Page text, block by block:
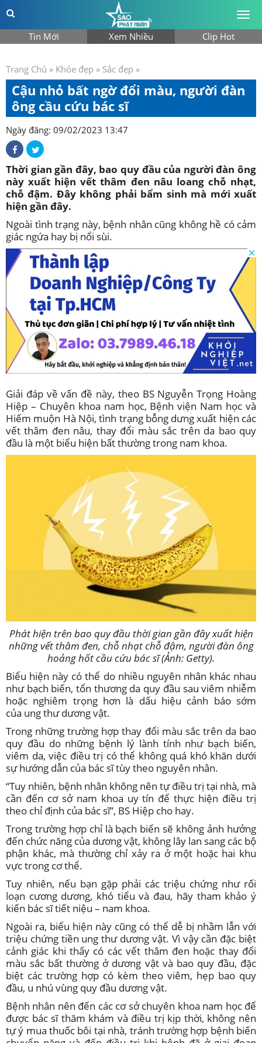
Tin Mới Xem Nhiều Clip Hot
Trang Chủ » Khỏe đẹp » Sắc đẹp »
Cậu nhỏ bất ngờ đổi màu, người đàn
ông cầu cứu bác sĩ
Ngày đăng: 09/02/2023 13:47
Thời gian gần đây, bao quy đầu của người đàn ông
này xuất hiện vết thâm đen nâu loang chỗ nhạt,
chỗ đậm. Đây không phải bẩm sinh mà mới xuất
hiện gần đây.
Ngoài tình trạng này, bệnh nhân cũng không hề có cảm
giác ngứa hay bị nổi sùi.
Giải đáp về vấn đề này, theo BS Nguyễn Trọng Hoàng
Hiệp – Chuyên khoa nam học, Bệnh viện Nam học và
Hiếm muộn Hà Nội, tình trạng bỗng dưng xuất hiện các
vết thâm đen nâu, thay đổi màu sắc trên da bao quy
đầu là một biểu hiện bất thường trong nam khoa.
Phát hiện trên bao quy đầu thời gian gần đây xuất hiện
những vết thâm đen, chỗ nhạt chỗ đậm, người đàn ông
hoảng hốt cầu cứu bác sĩ (Ảnh: Getty).
Biểu hiện này có thể do nhiều nguyên nhân khác nhau
như bạch biến, tổn thương da quy đầu sau viêm nhiễm
hoặc nghiêm trọng hơn là dấu hiệu cảnh báo sớm
của ung thư dương vật.
Trong những trường hợp thay đổi màu sắc trên da bao
quy đầu do những bệnh lý lành tính như bạch biến,
viêm da, việc điều trị có thể không quá khó khăn dưới
sự hướng dẫn của bác sĩ tùy theo nguyên nhân.
“Tuy nhiên, bệnh nhân không nên tự điều trị tại nhà, mà
cần đến cơ sở nam khoa uy tín để thực hiện điều trị
theo chỉ định của bác sĩ”, BS Hiệp cho hay.
Trong trường hợp chỉ là bạch biến sẽ không ảnh hưởng
đến chức năng của dương vật, không lây lan sang các bộ
phận khác, mà thường chỉ xảy ra ở một hoặc hai khu
vực trong cơ thể.
Tuy nhiên, nếu bạn gặp phải các triệu chứng như rối
loạn cương dương, khó tiểu và đau, hãy tham khảo ý
kiến bác sĩ tiết niệu – nam khoa.
Ngoài ra, biểu hiện này cũng có thể dễ bị nhầm lẫn với
triệu chứng tiền ung thư dương vật. Vì vậy cần đặc biệt
cảnh giác khi thấy có các vết thâm đen hoặc thay đổi
màu sắc bất thường ở dương vật và bao quy đầu, đặc
biệt các trường hợp có kèm theo viêm, hẹp bao quy
đầu, u nhú vùng quy đầu dương vật.
Bệnh nhân nên đến các cơ sở chuyên khoa nam học để
được bác sĩ thăm khám và điều trị kịp thời, không nên
tự ý mua thuốc bôi tại nhà, tránh trường hợp bệnh biến